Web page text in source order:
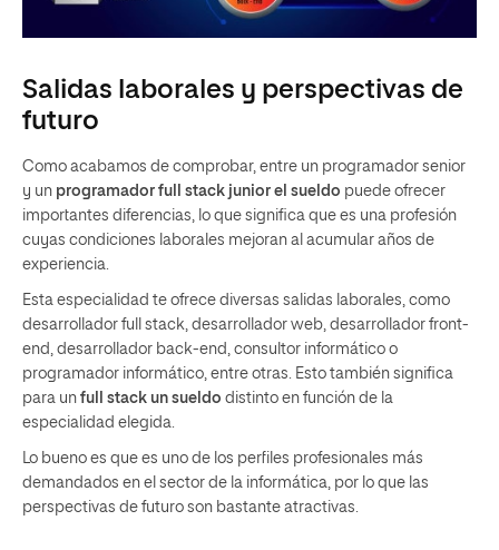
Salidas laborales y perspectivas de
futuro
Como acabamos de comprobar, entre un programador senior
y un programador full stack junior el sueldo puede ofrecer
importantes diferencias, lo que significa que es una profesión
cuyas condiciones laborales mejoran al acumular años de
experiencia.
Esta especialidad te ofrece diversas salidas laborales, como
desarrollador full stack, desarrollador web, desarrollador front-
end, desarrollador back-end, consultor informático o
programador informático, entre otras. Esto también significa
para un full stack un sueldo distinto en función de la
especialidad elegida.
Lo bueno es que es uno de los perfiles profesionales más
demandados en el sector de la informática, por lo que las
perspectivas de futuro son bastante atractivas.